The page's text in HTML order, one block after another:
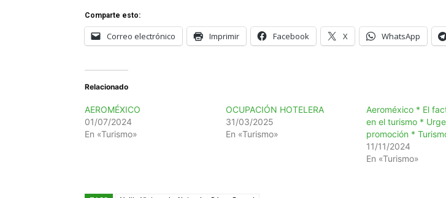
Comparte esto:
Correo electrónico Imprimir Facebook X WhatsApp
Relacionado
AEROMÉXICO
01/07/2024
En «Turismo»
OCUPACIÓN HOTELERA
31/03/2025
En «Turismo»
Aeroméxico * El
en el turismo *
promoción *
11/11/2024
En «Turismo»